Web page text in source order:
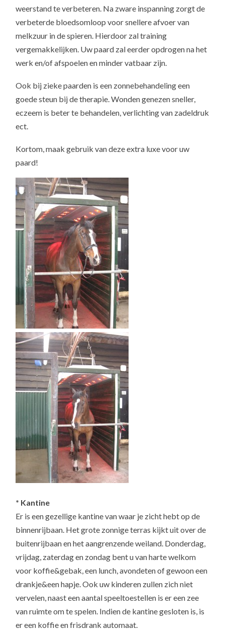
weerstand te verbeteren. Na zware inspanning zorgt de
verbeterde bloedsomloop voor snellere afvoer van
melkzuur in de spieren. Hierdoor zal training
vergemakkelijken. Uw paard zal eerder opdrogen na het
werk en/of afspoelen en minder vatbaar zijn.
Ook bij zieke paarden is een zonnebehandeling een
goede steun bij de therapie. Wonden genezen sneller,
eczeem is beter te behandelen, verlichting van zadeldruk
ect.
Kortom, maak gebruik van deze extra luxe voor uw
paard!
* Kantine
Er is een gezellige kantine van waar je zicht hebt op de
binnenrijbaan. Het grote zonnige terras kijkt uit over de
buitenrijbaan en het aangrenzende weiland. Donderdag,
vrijdag, zaterdag en zondag bent u van harte welkom
voor koffie&gebak, een lunch, avondeten of gewoon een
drankje&een hapje. Ook uw kinderen zullen zich niet
vervelen, naast een aantal speeltoestellen is er een zee
van ruimte om te spelen. Indien de kantine gesloten is, is
er een koffie en frisdrank automaat.